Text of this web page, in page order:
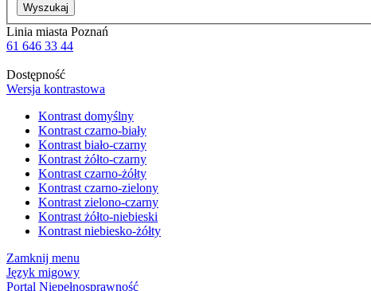
Wyszukaj
Linia miasta Poznań
61 646 33 44
Dostępność
Wersja kontrastowa
Kontrast domyślny
Kontrast czarno-biały
Kontrast biało-czarny
Kontrast żółto-czarny
Kontrast czarno-żółty
Kontrast czarno-zielony
Kontrast zielono-czarny
Kontrast żółto-niebieski
Kontrast niebiesko-żółty
Zamknij menu
Język migowy
Portal Niepełnosprawność